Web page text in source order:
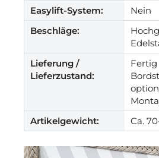
Easylift-System:
Nein
Beschläge:
Lieferung /
Lieferzustand:
Artikelgewicht:
Ca.